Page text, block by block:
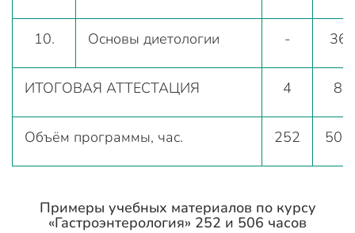
10. Основы диетологии - 36
ИТОГОВАЯ АТТЕСТАЦИЯ 4 8
Объём программы, час. 252 506
Примеры учебных материалов по курсу
«Гастроэнтерология» 252 и 506 часов